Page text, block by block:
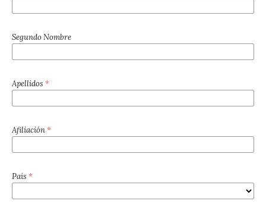
Segundo Nombre
Apellidos *
Afiliación*
País *